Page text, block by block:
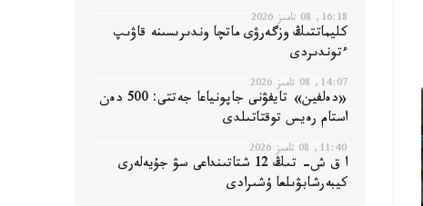
16:18, 08 تامىز 2026
كليماتتىڭ وزگەرۋى ماتچا وندىرىسىنە قاۋىپ
ءتوندىردى
14:07, 08 تامىز 2026
«دەلفين» تايفۋنى جاپونياعا جەتتى: 500 دەن
استام رەيس توقتاتىلدى
11:40, 08 تامىز 2026
ا ق ش- تىڭ 12 شتاتىنداعى سۋ جۇيەلەرى
كيبەرشابۋىلعا ۇشىرادى